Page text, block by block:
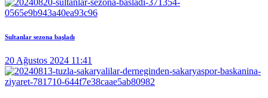
Sultanlar sezona başladı
20 Ağustos 2024 11:41